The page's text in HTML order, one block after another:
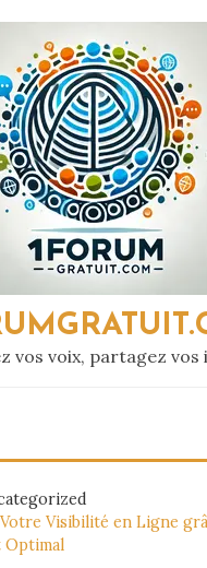
vos voix, partagez vos
Visibilité en Ligne
Optimal